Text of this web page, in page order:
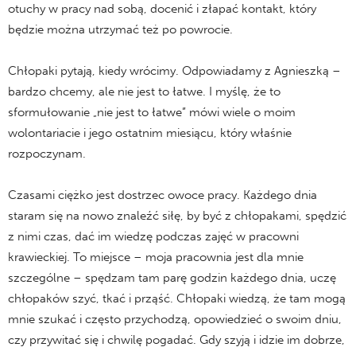
otuchy w pracy nad sobą, docenić i złapać kontakt, który
będzie można utrzymać też po powrocie.
Chłopaki pytają, kiedy wrócimy. Odpowiadamy z Agnieszką –
bardzo chcemy, ale nie jest to łatwe. I myślę, że to
sformułowanie „nie jest to łatwe” mówi wiele o moim
wolontariacie i jego ostatnim miesiącu, który właśnie
rozpoczynam.
Czasami ciężko jest dostrzec owoce pracy. Każdego dnia
staram się na nowo znaleźć siłę, by być z chłopakami, spędzić
z nimi czas, dać im wiedzę podczas zajęć w pracowni
krawieckiej. To miejsce – moja pracownia jest dla mnie
szczególne – spędzam tam parę godzin każdego dnia, uczę
chłopaków szyć, tkać i prząść. Chłopaki wiedzą, że tam mogą
mnie szukać i często przychodzą, opowiedzieć o swoim dniu,
czy przywitać się i chwilę pogadać. Gdy szyją i idzie im dobrze,